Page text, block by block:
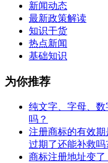
新闻动态
最新政策解读
知识干货
热点新闻
基础知识
为你推荐
纯文字、字母、
吗？
注册商标的有效
过期了还能补救吗
商标注册地址变